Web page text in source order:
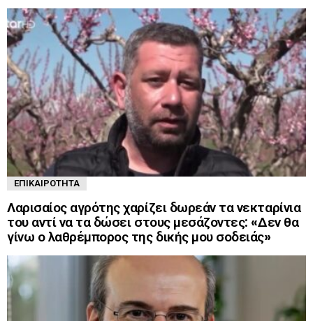
ΕΠΙΚΑΙΡΌΤΗΤΑ
Λαρισαίος αγρότης χαρίζει δωρεάν τα νεκταρίνια
του αντί να τα δώσει στους μεσάζοντες: «Δεν θα
γίνω ο λαθρέμπορος της δικής μου σοδειάς»